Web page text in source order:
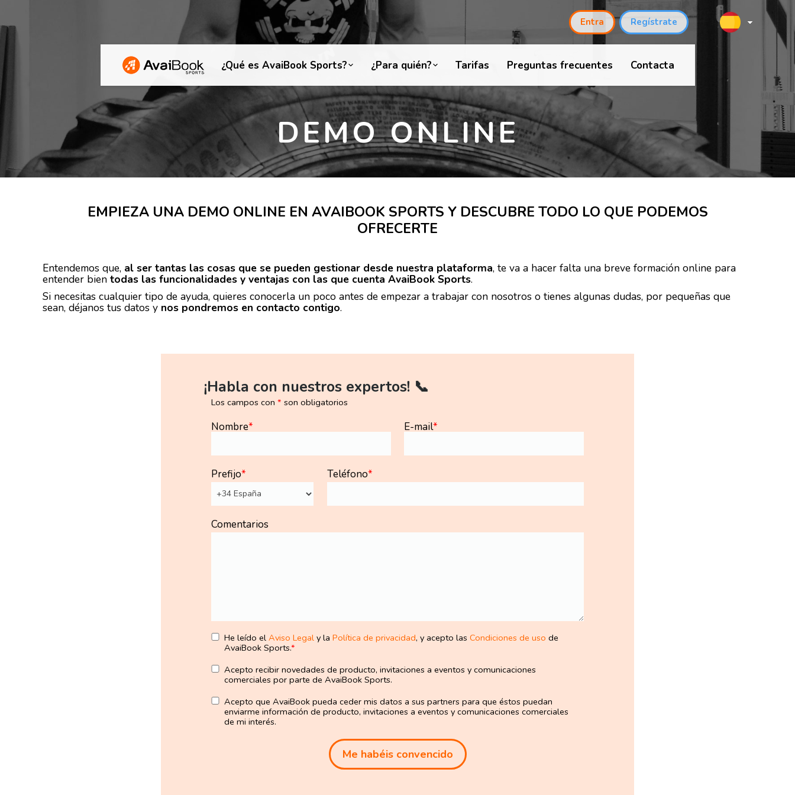
¿Qué es AvaiBook Sports? ¿Para quién? Tarifas Preguntas frecuentes Contacta
DEMO ONLINE
EMPIEZA UNA DEMO ONLINE EN AVAIBOOK SPORTS Y DESCUBRE TODO LO QUE PODEMOS
OFRECERTE
Entendemos que, al ser tantas las cosas que se pueden gestionar desde nuestra plataforma, te va a hacer falta una breve formación online para
entender bien todas las funcionalidades y ventajas con las que cuenta AvaiBook Sports.
Si necesitas cualquier tipo de ayuda, quieres conocerla un poco antes de empezar a trabajar con nosotros o tienes algunas dudas, por pequeñas que
sean, déjanos tus datos y nos pondremos en contacto contigo.
¡Habla con nuestros expertos! 📞
Los campos con * son obligatorios
Nombre* E-mail*
Prefijo* Teléfono*
Comentarios
He leído el Aviso Legaly la Política de privacidad, y acepto las Condiciones de uso de
AvaiBook Sports.*
Acepto recibir novedades de producto, invitaciones a eventos y comunicaciones
comerciales por parte de AvaiBook Sports.
Acepto que AvaiBook pueda ceder mis datos a sus partners para que éstos puedan
enviarme información de producto, invitaciones a eventos y comunicaciones comerciales
de mi interés.